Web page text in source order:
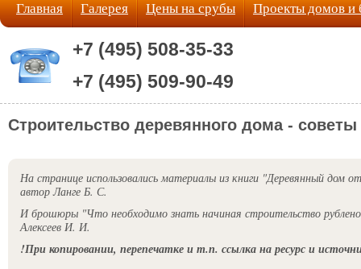
Главная Галерея Цены на срубы Проекты домов и
+7 (495) 508-35-33
+7 (495) 509-90-49
Строительство деревянного дома -
На странице использовались материалы из книги "Деревянный дом
автор Ланге Б. С.
И брошюры "Что необходимо знать начиная строительство
Алексеев И. И.
!При копировании, перепечатке и т.п. ссылка на ресурс и